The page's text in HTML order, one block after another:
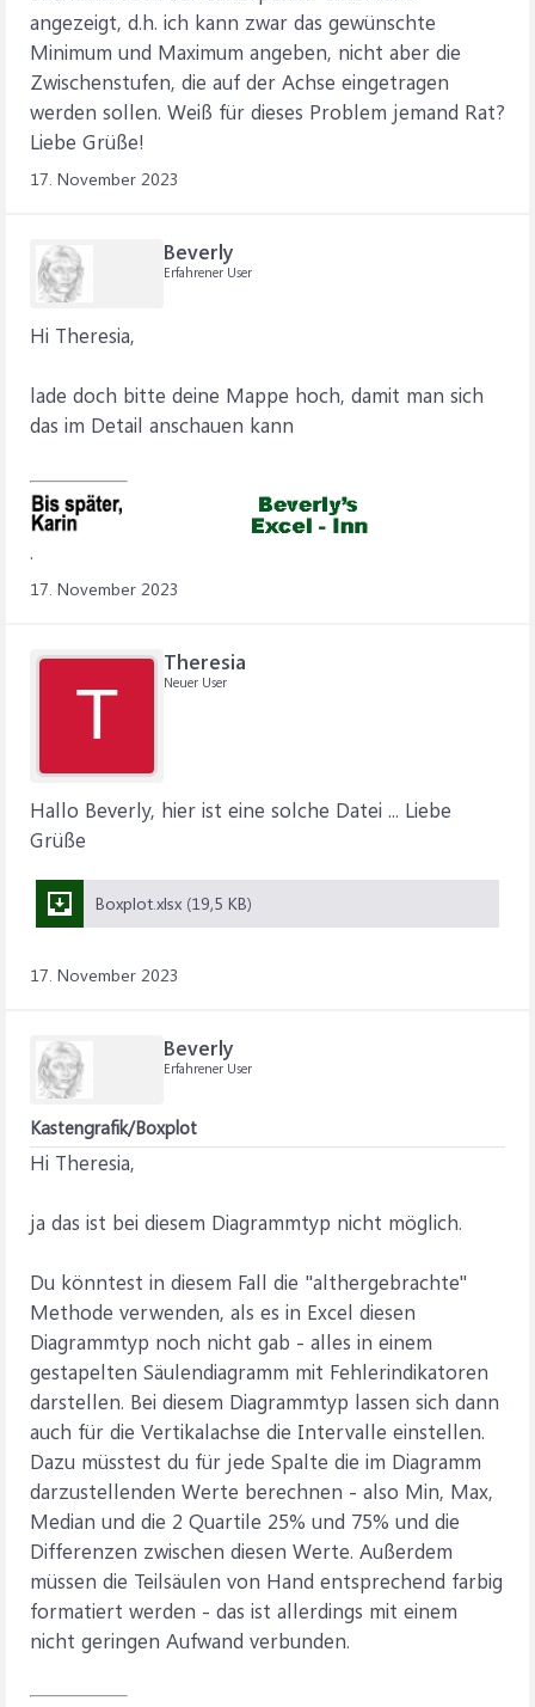
angezeigt, d.h. ich kann zwar das gewünschte
Minimum und Maximum angeben, nicht aber die
Zwischenstufen, die auf der Achse eingetragen
werden sollen. Weiß für dieses Problem jemand Rat?
Liebe Grüße!
17. November 2023
Beverly
Erfahrener User
Hi Theresia,
lade doch bitte deine Mappe hoch, damit man sich
das im Detail anschauen kann
.
17. November 2023
T
Theresia
Neuer User
Hallo Beverly, hier ist eine solche Datei ... Liebe
Grüße
Boxplot.xlsx (19,5 KB)
17. November 2023
Beverly
Erfahrener User
Kastengrafik/Boxplot
Hi Theresia,
ja das ist bei diesem Diagrammtyp nicht möglich.
Du könntest in diesem Fall die "althergebrachte"
Methode verwenden, als es in Excel diesen
Diagrammtyp noch nicht gab - alles in einem
gestapelten Säulendiagramm mit Fehlerindikatoren
darstellen. Bei diesem Diagrammtyp lassen sich dann
auch für die Vertikalachse die Intervalle einstellen.
Dazu müsstest du für jede Spalte die im Diagramm
darzustellenden Werte berechnen - also Min, Max,
Median und die 2 Quartile 25% und 75% und die
Differenzen zwischen diesen Werte. Außerdem
müssen die Teilsäulen von Hand entsprechend farbig
formatiert werden - das ist allerdings mit einem
nicht geringen Aufwand verbunden.